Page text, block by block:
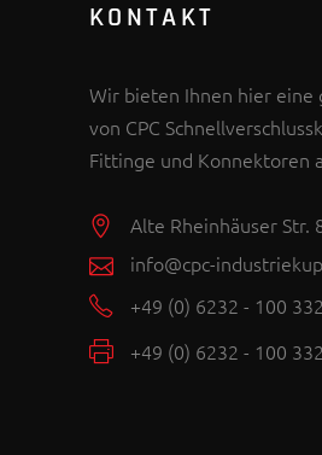
KONTAKT
Wir bieten Ihnen hier eine
von CPC
Fittinge und Konnektoren
Alte Rheinhäuser Str.
info@cpc-
+49 (0) 6232 - 100
+49 (0) 6232 - 100